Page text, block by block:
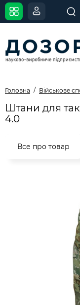
Головна Військове
Штани для
4.0
Все про товар